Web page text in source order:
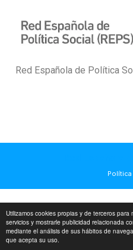
Utilizamos cookies propias y de terceros para
servicios y mostrarle publicidad relacionada
mediante el análisis de sus hábitos de
que acepta su uso.
Red Española de Política